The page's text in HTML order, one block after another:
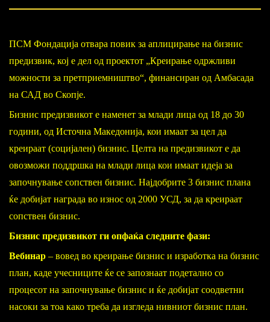
ПСМ Фондација отвара повик за аплицирање на бизнис
предизвик, кој е дел од проектот „Креирање одржливи
можности за претприемништво“, финансиран од Амбасада
на САД во Скопје.
Бизнис предизвикот е наменет за млади лица од 18 до 30
години, од Источна Македонија, кои имаат за цел да
креираат (социјален) бизнис. Целта на предизвикот е да
овозможи поддршка на млади лица кои имаат идеја за
започнување сопствен бизнис. Најдобрите 3 бизнис плана
ќе добијат награда во износ од 2000 УСД, за да креираат
сопствен бизнис.
Бизнис предизвикот ги опфаќа следните фази:
Вебинар – вовед во креирање бизнис и изработка на бизнис
план, каде учесниците ќе се запознаат подетално со
процесот на започнување бизнис и ќе добијат соодветни
насоки за тоа како треба да изгледа нивниот бизнис план.